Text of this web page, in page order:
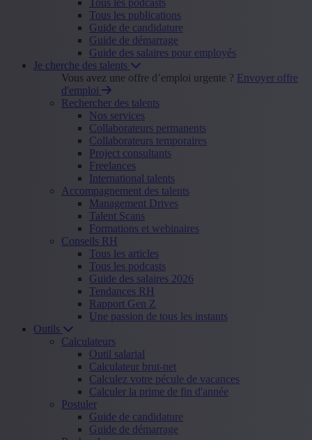
Tous les publications
Guide de candidature
Guide de démarrage
Guide des salaires pour employés
Je cherche des talents
Vous avez une offre d’emploi urgente ? Envoyer offre
d'emploi
Rechercher des talents
Nos services
Collaborateurs permanents
Collaborateurs temporaires
Project consultants
Freelances
International talents
Accompagnement des talents
Management Drives
Talent Scans
Formations et webinaires
Conseils RH
Tous les articles
Tous les podcasts
Guide des salaires 2026
Tendances RH
Rapport Gen Z
Une passion de tous les instants
Outils
Calculateurs
Outil salarial
Calculateur brut-net
Calculez votre pécule de vacances
Calculer la prime de fin d'année
Postuler
Guide de candidature
Guide de démarrage